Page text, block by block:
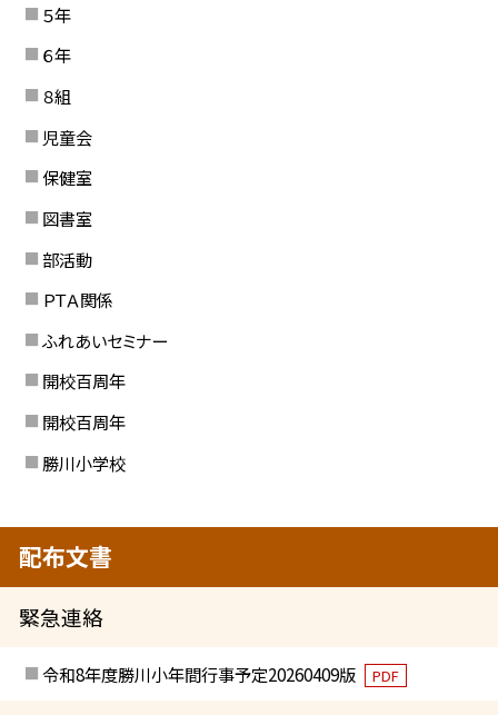
５年
６年
８組
児童会
保健室
図書室
部活動
ＰＴＡ関係
ふれあいセミナー
開校百周年
開校百周年
勝川小学校
配布文書
緊急連絡
令和8年度勝川小年間行事予定20260409版 PDF